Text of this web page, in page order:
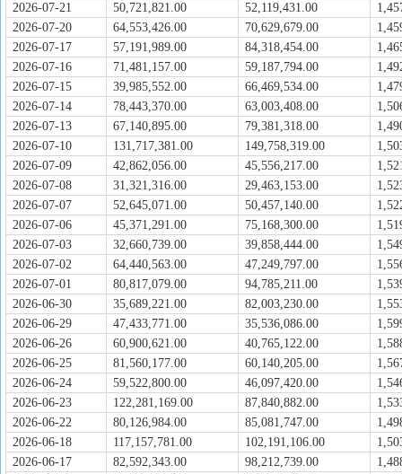
2026-07-21
50,721,821.00 52,119,431.00
2026-07-20
64,553,426.00 70,629,679.00
2026-07-17
57,191,989.00 84,318,454.00
2026-07-16
71,481,157.00 59,187,794.00
2026-07-15
39,985,552.00 66,469,534.00
2026-07-14
78,443,370.00 63,003,408.00
2026-07-13
67,140,895.00 79,381,318.00
2026-07-10
131,717,381.00 149,758,319.00
2026-07-09
42,862,056.00 45,556,217.00
2026-07-08
31,321,316.00 29,463,153.00
2026-07-07
52,645,071.00 50,457,140.00
2026-07-06
45,371,291.00 75,168,300.00
2026-07-03
32,660,739.00 39,858,444.00
2026-07-02
64,440,563.00 47,249,797.00
2026-07-01
80,817,079.00 94,785,211.00
2026-06-30
35,689,221.00 82,003,230.00
2026-06-29
47,433,771.00 35,536,086.00
2026-06-26
60,900,621.00 40,765,122.00
2026-06-25
81,560,177.00 60,140,205.00
2026-06-24
59,522,800.00 46,097,420.00
2026-06-23
122,281,169.00 87,840,882.00
2026-06-22
80,126,984.00 85,081,747.00
2026-06-18
117,157,781.00 102,191,106.00
2026-06-17
82,592,343.00 98,212,739.00